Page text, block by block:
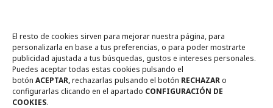
El resto de cookies sirven para mejorar nuestra página, para
personalizarla en base a tus preferencias, o para poder mostrarte
publicidad ajustada a tus búsquedas, gustos e intereses personales.
Puedes aceptar todas estas cookies pulsando el
botón ACEPTAR,rechazarlas pulsando el botón RECHAZARo
configurarlas clicando en el apartado CONFIGURACIÓN DE
COOKIES.
Tienda online Legal
Política de privacidad
Política de Cookies